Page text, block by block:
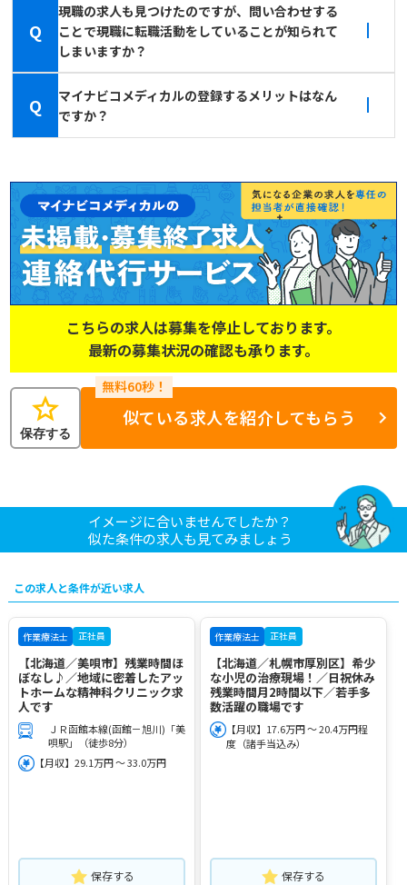
Q
現職の求人も見つけたのですが、問い合わせする
ことで現職に転職活動をしていることが知られて
しまいますか？
Q
マイナビコメディカルの登録するメリットはなん
ですか？
こちらの求人は募集を停止しております。
最新の募集状況の確認も承ります。
star
保存する
似ている求人を紹介してもらう
イメージに合いませんでしたか？
似た条件の求人も見てみましょう
この求人と条件が近い求人
作業療法士 正社員
【北海道／美唄市】残業時間ほ
ぼなし♪／地域に密着したアッ
トホームな精神科クリニック求
人です
ＪＲ函館本線(函館－旭川)「美
唄駅」（徒歩8分）
【月収】29.1万円 ～ 33.0万円
保存する
作業療法士 正社員
【北海道／札幌市厚別区】希少
な小児の治療現場！／日祝休み
残業時間月2時間以下／若手多
数活躍の職場です
【月収】17.6万円 ～ 20.4万円程
度（諸手当込み）
保存する